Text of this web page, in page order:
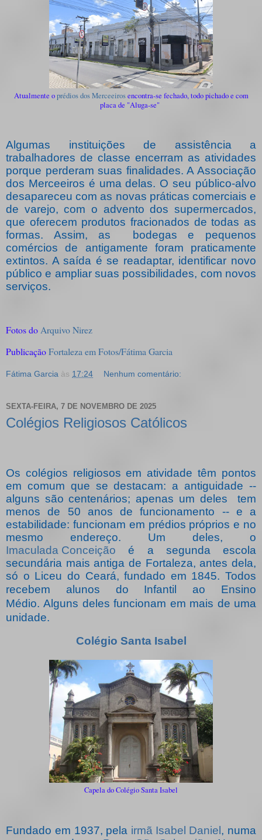
Atualmente oprédios dos Merceeirosencontra-se fechado, todo pichado e com
placa de "Aluga-se"
Algumas instituições de assistência a
trabalhadores de classe encerram as atividades
porque perderam suas finalidades. A Associação
dos Merceeiros é uma delas. O seu público-alvo
desapareceu com as novas práticas comerciais e
de varejo, com o advento dos supermercados,
que oferecem produtos fracionados de todas as
formas. Assim, as bodegas e pequenos
comércios de antigamente foram praticamente
extintos. A saída é se readaptar, identificar novo
público e ampliar suas possibilidades, com novos
serviços.
Fotos do Arquivo Nirez
PublicaçãoFortaleza em Fotos/Fátima Garcia
Fátima Garcia às 17:24 Nenhum comentário:
SEXTA-FEIRA, 7 DE NOVEMBRO DE 2025
Colégios Religiosos Católicos
Os colégios religiosos em atividade têm pontos
em comum que se destacam: a antiguidade --
alguns são centenários; apenas um deles tem
menos de 50 anos de funcionamento -- e a
estabilidade: funcionam em prédios próprios e no
mesmo endereço. Um deles, o
Imaculada Conceição é a segunda escola
secundária mais antiga de Fortaleza, antes dela,
só o Liceu do Ceará, fundado em 1845. Todos
recebem alunos do Infantil ao Ensino
Médio. Alguns deles funcionam em mais de uma
unidade.
Colégio Santa Isabel
Capela do Colégio Santa Isabel
Fundado em 1937, pela irmã Isabel Daniel, numa